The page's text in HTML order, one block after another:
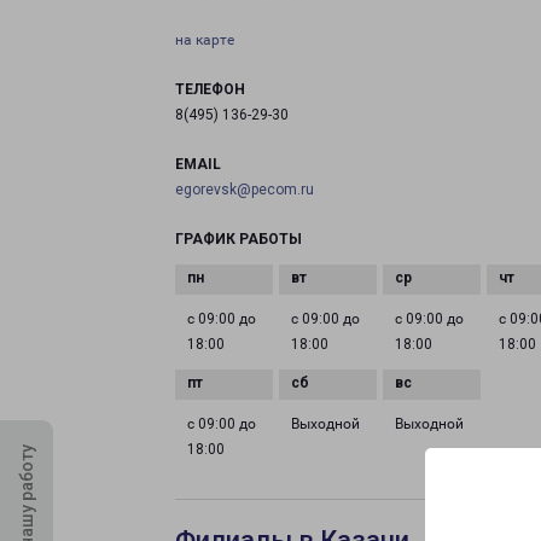
на карте
ТЕЛЕФОН
8(495) 136-29-30
EMAIL
egorevsk@pecom.ru
ГРАФИК РАБОТЫ
с 09:00 до
18:00
с 09:00 до
18:00
с 09:00 до
18:00
с
18:00
с 09:00 до
18:00
Выходной Выходной